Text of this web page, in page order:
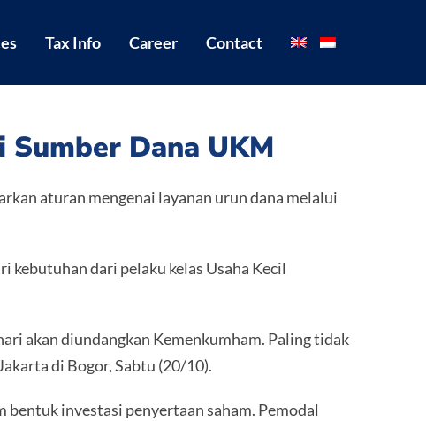
Tax Info Career Contact
Dana UKM
aturan mengenai layanan urun dana melalui
kebutuhan dari pelaku kelas Usaha Kecil
akan diundangkan Kemenkumham. Paling tidak
di Bogor, Sabtu (20/10).
bentuk investasi penyertaan saham. Pemodal